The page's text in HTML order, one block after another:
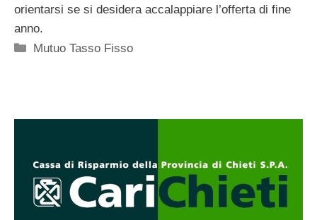
orientarsi se si desidera accalappiare l’offerta di fine
anno.
Categorie
Mutuo Tasso Fisso